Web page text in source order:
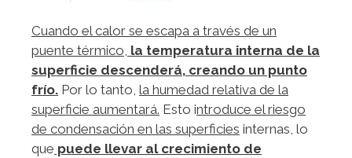
Cuando el calor se escapa a través de un
puente térmico, la temperatura interna de la
superficie descenderá, creando un punto
frío. Por lo tanto, la humedad relativa de la
superficie aumentará. Esto introduce el riesgo
de condensación en las superficies internas, lo
que puede llevar al crecimiento de